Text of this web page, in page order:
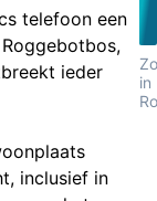
telefoon een
ieder
inclusief in
in